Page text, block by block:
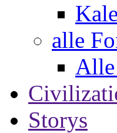
alle
Alle
Storys